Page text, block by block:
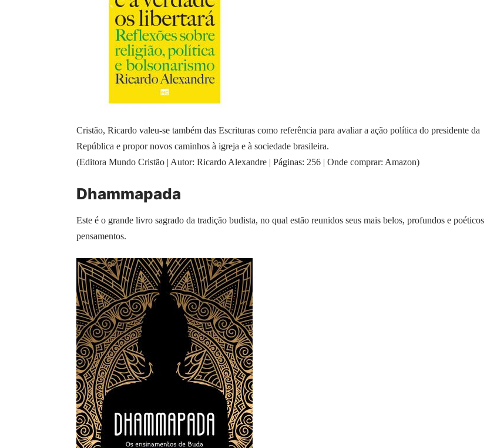
Cristão, Ricardo valeu-se também das Escrituras como referência para avaliar a ação política do presidente da
República e propor novos caminhos à igreja e à sociedade brasileira.
(Editora Mundo Cristão | Autor: Ricardo Alexandre | Páginas: 256 | Onde comprar: Amazon)
Dhammapada
Este é o grande livro sagrado da tradição budista, no qual estão reunidos seus mais belos, profundos e poéticos
pensamentos.